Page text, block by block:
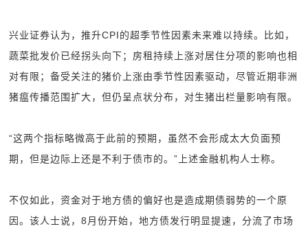
兴业证券认为，推升CPI的超季节性因素未来难以持续。比如，
蔬菜批发价已经拐头向下；房租持续上涨对居住分项的影响也相
对有限；备受关注的猪价上涨由季节性因素驱动，尽管近期非洲
猪瘟传播范围扩大，但仍呈点状分布，对生猪出栏量影响有限。
“这两个指标略微高于此前的预期，虽然不会形成太大负面预
期，但是边际上还是不利于债市的。”上述金融机构人士称。
不仅如此，资金对于地方债的偏好也是造成期债弱势的一个原
因。该人士说，8月份开始，地方债发行明显提速，分流了市场